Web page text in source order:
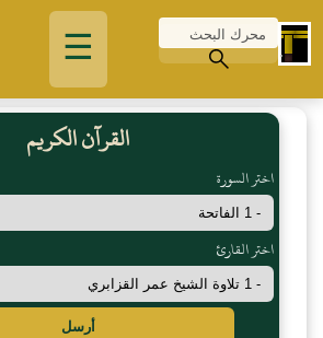
☰
القرآن الكريم
اختر السورة
اختر القارئ
أرسل